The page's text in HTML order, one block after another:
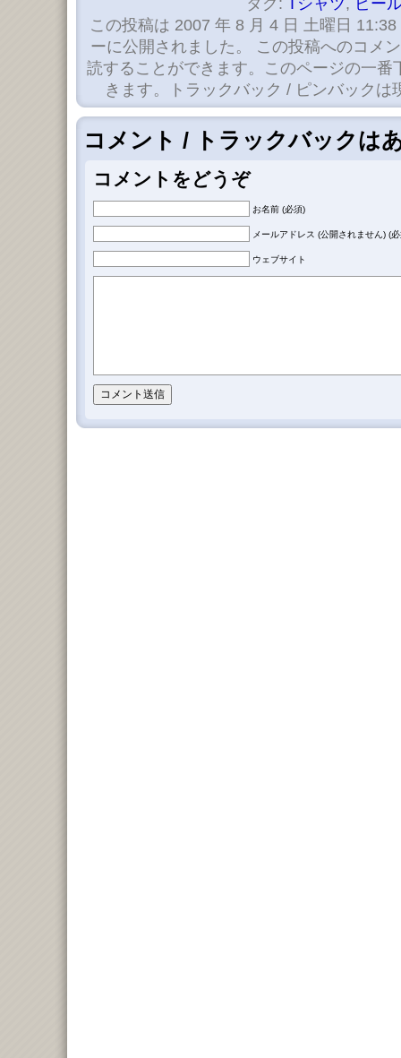
タグ: Tシャツ, ビー
この投稿は 2007 年 8 月 4 日 土曜日
ーに公開されました。 この投稿へのコメ
読することができます。このページの一番
きます。トラックバック / ピンバックは
コメント / トラックバックは
コメントをどうぞ
お名前 (必須)
メールアドレス (公開されません) (
ウェブサイト